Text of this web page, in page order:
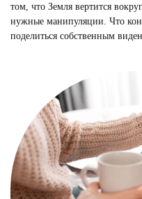
том, что Земля вертится
нужные манипуляции. Что
поделиться собственным